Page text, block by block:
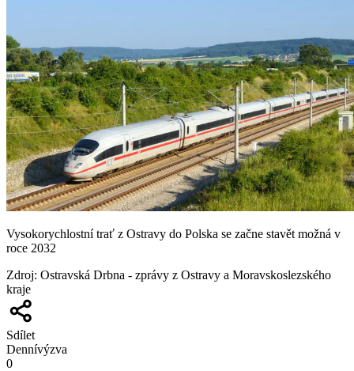
Vysokorychlostní trať z Ostravy do Polska se začne stavět možná v
roce 2032
Zdroj: Ostravská Drbna - zprávy z Ostravy a Moravskoslezského
kraje
Sdílet
Dennívýzva
0